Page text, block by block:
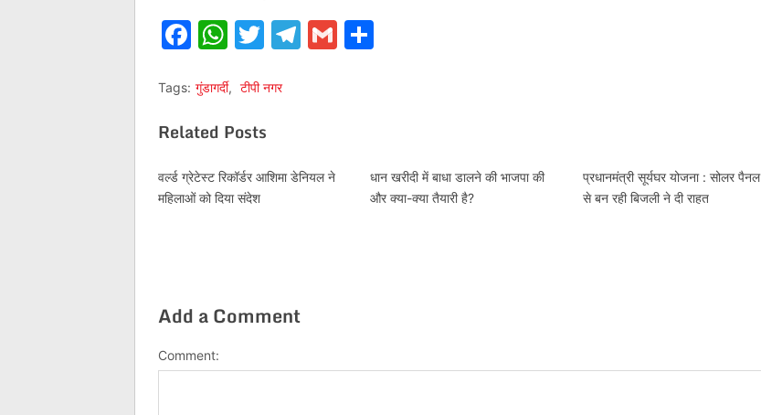
Facebook
WhatsApp
Twitter
Telegram
Gmail
Tags: गुंडागर्दी, टीपी नगर
Related Posts
वर्ल्ड ग्रेटेस्ट रिकॉर्डर आशिमा डेनियल ने
महिलाओं को दिया संदेश
धान खरीदी में बाधा डालने की भाजपा की
और क्या-क्या तैयारी है?
प्रधानमंत्री सूर्यघर योजना : सोलर पैनल
से बन रही बिजली ने दी राहत
Add a Comment
Comment: